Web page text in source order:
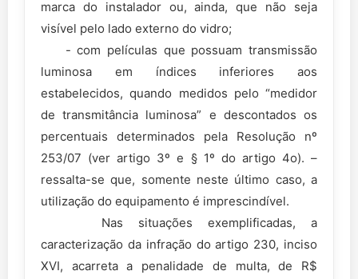
marca do instalador ou, ainda, que não seja
visível pelo lado externo do vidro;
- com películas que possuam transmissão
luminosa em índices inferiores aos
estabelecidos, quando medidos pelo “medidor
de transmitância luminosa” e descontados os
percentuais determinados pela Resolução nº
253/07 (ver artigo 3º e § 1º do artigo 4o). –
ressalta-se que, somente neste último caso, a
utilização do equipamento é imprescindível.
Nas situações exemplificadas, a
caracterização da infração do artigo 230, inciso
XVI, acarreta a penalidade de multa, de R$